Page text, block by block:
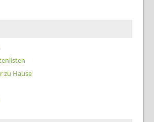
zu Hause